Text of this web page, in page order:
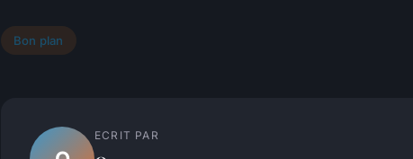
Bon plan
ECRIT PAR